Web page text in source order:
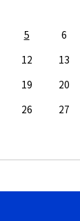
5 6
12 13
19 20
26 27